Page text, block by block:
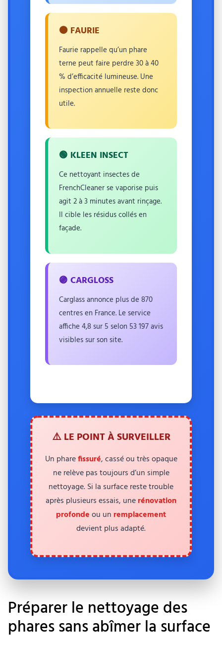
🟠 FAURIE
Faurie rappelle qu’un phare
terne peut faire perdre 30 à 40
% d’efficacité lumineuse. Une
inspection annuelle reste donc
utile.
🟢 KLEEN INSECT
Ce nettoyant insectes de
FrenchCleaner se vaporise puis
agit 2 à 3 minutes avant rinçage.
Il cible les résidus collés en
façade.
🟣 CARGLOSS
Carglass annonce plus de 870
centres en France. Le service
affiche 4,8 sur 5 selon 53 197 avis
visibles sur son site.
⚠️ LE POINT À SURVEILLER
Un pharefissuré, cassé ou très opaque
ne relève pas toujours d’un simple
nettoyage. Si la surface reste trouble
après plusieurs essais, unerénovation
profondeou un remplacement
devient plus adapté.
Préparer le nettoyage des
phares sans abîmer la surface